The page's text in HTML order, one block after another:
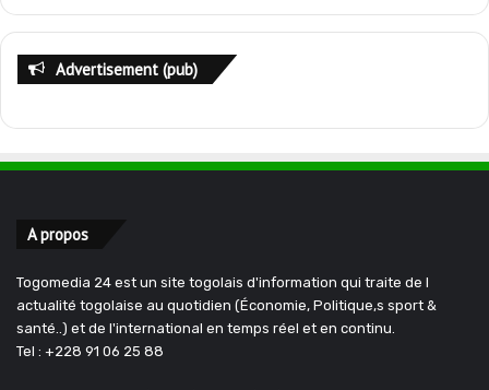
Advertisement (pub)
A propos
Togomedia 24 est un site togolais d'information qui traite de l
actualité togolaise au quotidien (Économie, Politique,s sport &
santé..) et de l'international en temps réel et en continu.
Tel : +228 91 06 25 88